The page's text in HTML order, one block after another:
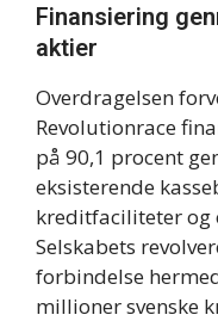
Finansiering
aktier
Overdragelsen
Revolutionrace
på 90,1 procent
eksisterende
kreditfaciliteter og
Selskabets
forbindelse
millioner svenske